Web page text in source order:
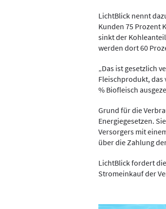
LichtBlick nennt
Kunden 75 Prozent
sinkt der
werden dort 60
„Das ist gesetzlich
Fleischprodukt, das
% Biofleisch
Grund für die
Energiegesetzen.
Versorgers mit
über die Zahlung
LichtBlick fordert
Stromeinkauf der